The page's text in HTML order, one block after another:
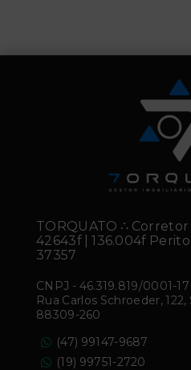
TORQUATO ∴ Corretor
42643f | 136.004f
37357
CNPJ - 46.319.819/0001-17
Rua Carlos Schroeder,
88309-260
(47) 99147-9687
(19) 99751-2720